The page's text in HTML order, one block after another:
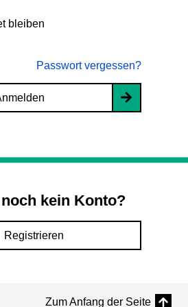
bleiben
Passwort vergessen?
kein Konto?
Registrieren
Zum Anfang der Seite